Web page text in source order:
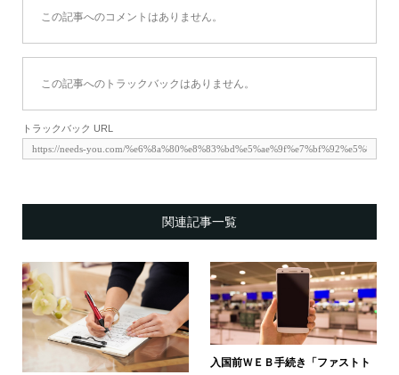
この記事へのコメントはありません。
この記事へのトラックバックはありません。
トラックバック URL
関連記事一覧
入国前ＷＥＢ手続き「ファストト